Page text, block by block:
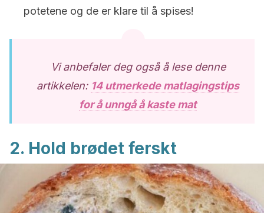
potetene og de er klare til å spises!
Vi anbefaler deg også å lese denne
artikkelen: 14 utmerkede matlagingstips
for å unngå å kaste mat
2. Hold brødet ferskt